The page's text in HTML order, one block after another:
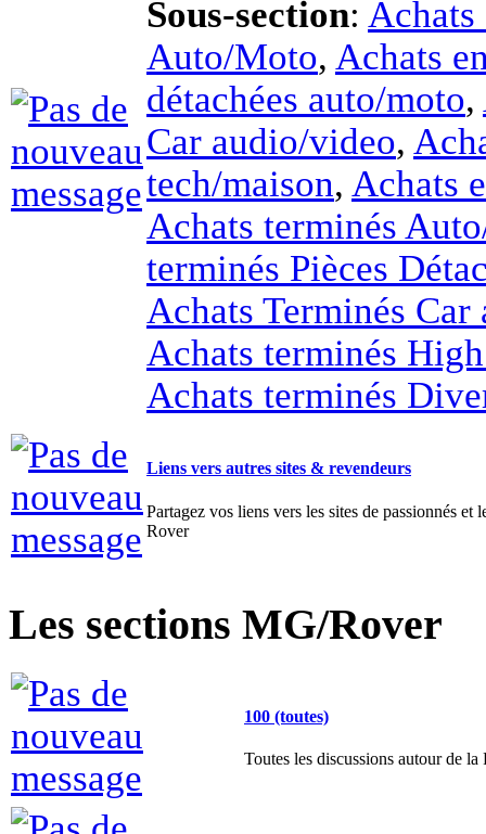
détachées auto/moto,
Car audio/video,
tech/maison,Achats
Achats terminés
terminés Pièces
Achats Terminés
Achats terminés
Achats terminés
Liens vers autres sites & revendeurs
Partagez vos liens vers les sites de passionnés et
Rover
Les sections MG/Rover
Toutes les discussions autour de la